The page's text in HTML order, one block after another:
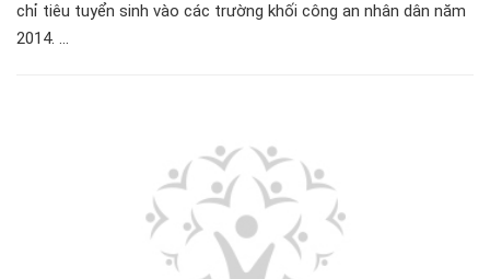
chỉ tiêu tuyển sinh vào các trường khối công an nhân dân năm
2014. ...